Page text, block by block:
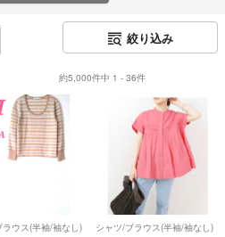
絞り込み
約5,000件中 1 - 36件
ラウス(半袖/袖なし) シャツ/ブラウス(半袖/袖なし)